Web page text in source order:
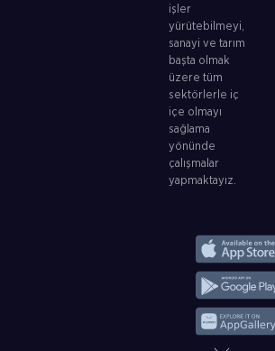
işler
yürütebilmeyi,
sanayi ve tarım
başta olmak
üzere tüm
sektörlerle iç
içe olmayı
sağlama
yönünde
çalışmalar
yapmaktayız.